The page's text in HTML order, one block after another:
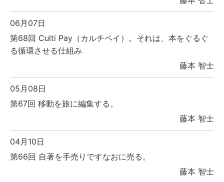
06月07日
第68回 Culti Pay（カルチペイ）。それは、本をぐるぐ
る循環させる仕組み
藤本 智士
05月08日
第67回 移動を旅に編集する。
藤本 智士
04月10日
第66回 自著を手売りですなおに売る。
藤本 智士